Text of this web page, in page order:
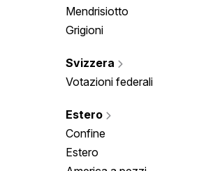
Mendrisiotto
Grigioni
Svizzera
Votazioni federali
Estero
Confine
Estero